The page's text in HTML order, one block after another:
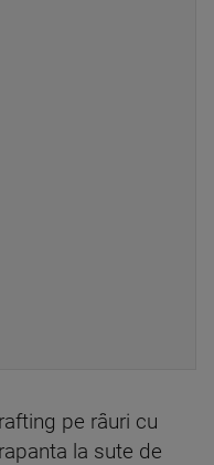
pe râuri cu
la sute de